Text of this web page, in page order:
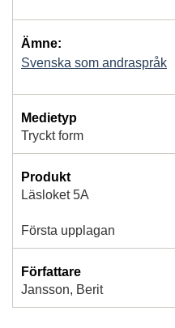
Ämne:
Svenska som andraspråk
Medietyp
Tryckt form
Produkt
Läsloket 5A
Första upplagan
Författare
Jansson, Berit